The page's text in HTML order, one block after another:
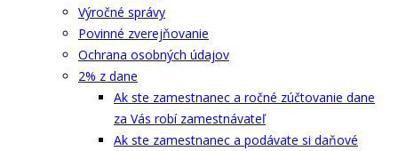
Výročné správy
Povinné zverejňovanie
Ochrana osobných údajov
2% z dane
Ak ste zamestnanec a ročné zúčtovanie dane
za Vás robí zamestnávateľ
Ak ste zamestnanec a podávate si daňové